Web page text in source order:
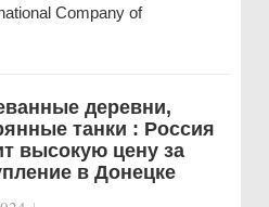
Company of
деревни,
танки : Россия
высокую цену за
в Донецке